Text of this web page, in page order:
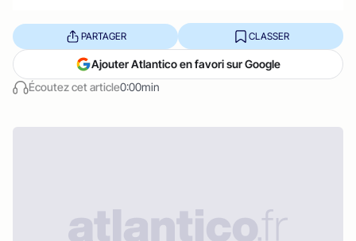
Écoutez cet article0:00min
PARTAGER CLASSER
Ajouter Atlantico en favori sur Google